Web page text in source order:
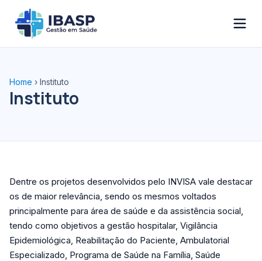
Home › Instituto
Instituto
Dentre os projetos desenvolvidos pelo INVISA vale destacar
os de maior relevância, sendo os mesmos voltados
principalmente para área de saúde e da assistência social,
tendo como objetivos a gestão hospitalar, Vigilância
Epidemiológica, Reabilitação do Paciente, Ambulatorial
Especializado, Programa de Saúde na Família, Saúde